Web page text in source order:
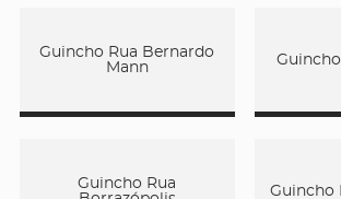
Guincho Rua Bernardo
Mann
Guincho Rua
Guincho